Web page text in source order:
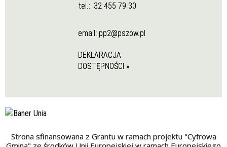
tel.: 32 455 79 30
email: pp2@pszow.pl
DEKLARACJA
DOSTĘPNOŚCI »
Strona sfinansowana z Grantu w ramach projektu "Cyfrowa